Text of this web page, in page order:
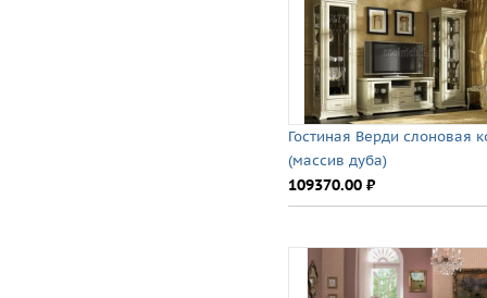
Гостиная Верди слоновая
(массив дуба)
109370.00 ⃏